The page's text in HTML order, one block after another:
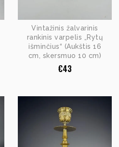
Vintažinis žalvarinis
rankinis varpelis „Rytų
išminčius“ (Aukštis 16
cm, skersmuo 10 cm)
€43